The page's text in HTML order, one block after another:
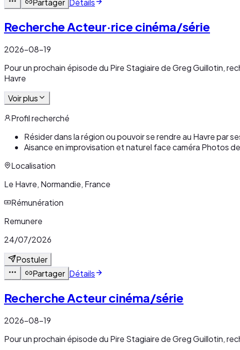
Partager Détails
Recherche Acteur·rice cinéma/série
2026-08-19
Pour un prochain épisode du Pire Stagiaire de Greg Guillotin,
Havre
Voir plus
Profil recherché
Résider dans la région ou pouvoir se rendre au Havre par
Aisance en improvisation et naturel face caméra Photos
Localisation
Le Havre, Normandie, France
Rémunération
Remunere
24/07/2026
Postuler
Partager Détails
Recherche Acteur cinéma/série
2026-08-19
Pour un prochain épisode du Pire Stagiaire de Greg Guillotin,